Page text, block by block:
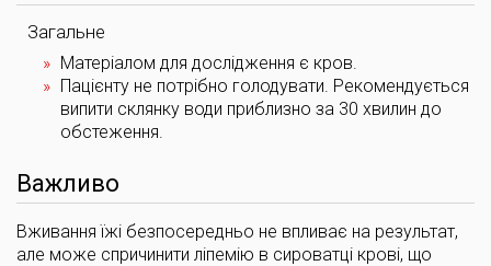
Загальне
Матеріалом для дослідження є кров.
Пацієнту не потрібно голодувати. Рекомендується
випити склянку води приблизно за 30 хвилин до
обстеження.
Важливо
Вживання їжі безпосередньо не впливає на результат,
але може спричинити ліпемію в сироватці крові, що